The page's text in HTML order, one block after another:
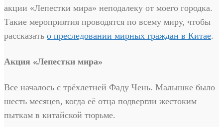
акции «Лепестки мира» неподалеку от моего городка.
Такие мероприятия проводятся по всему миру, чтобы
рассказать о преследовании мирных граждан в Китае.
Акция «Лепестки мира»
Все началось с трёхлетней Фаду Чень. Малышке было
шесть месяцев, когда её отца подвергли жестоким
пыткам в китайской тюрьме.